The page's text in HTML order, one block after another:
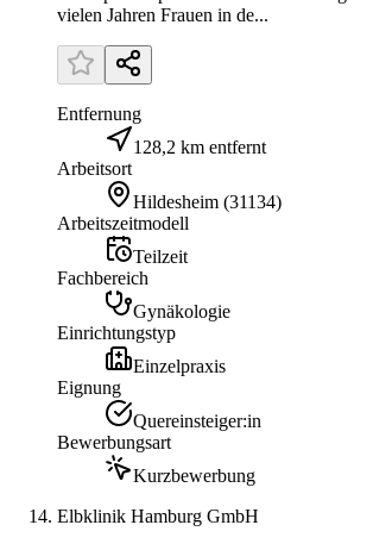
vielen Jahren Frauen in de...
Entfernung
128,2 km entfernt
Arbeitsort
Hildesheim (31134)
Arbeitszeitmodell
Teilzeit
Fachbereich
Gynäkologie
Einrichtungstyp
Einzelpraxis
Eignung
Quereinsteiger:in
Bewerbungsart
Kurzbewerbung
Elbklinik Hamburg GmbH